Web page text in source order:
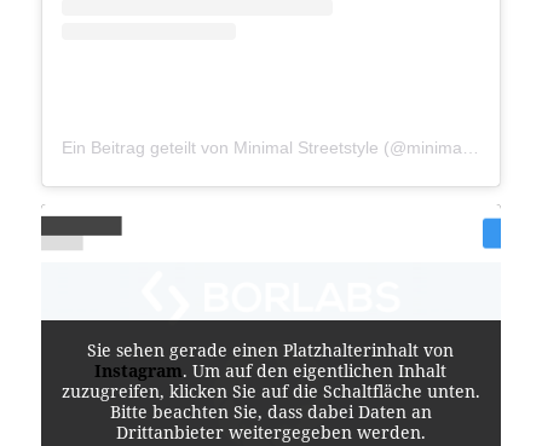
Ein Beitrag geteilt von Minimal Streetstyle (@minimalstreetstyle)
Sie sehen gerade einen Platzhalterinhalt von
Instagram. Um auf den eigentlichen Inhalt
zuzugreifen, klicken Sie auf die Schaltfläche unten.
Bitte beachten Sie, dass dabei Daten an
Drittanbieter weitergegeben werden.